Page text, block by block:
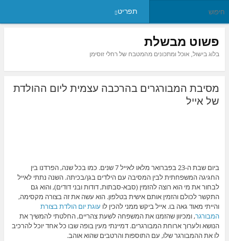
תפריט
פשוט מבשלת
בלוג בישול, אוכל ומתכונים מהמטבח של רחלי זוסימן
מסיבת המבורגרים בהרכבה עצמית ליום ההולדת
של אייל
ביום שבת ה-23 בפברואר מלאו לאייל 7 שנים. כמו בכל שנה, הפרדנו בין
החגיגה המשפחתית לבין המסיבה עם הילדים בגן/בכיתה. השנה נתתי לאייל
לבחור את מי הוא רוצה להזמין (סבא-סבתות, דודות ובני דודים), והוא גם
התקשר לכולם והזמין אותם אישית בטלפון. הוא עשה את זה בצורה מקסימה,
והייתי מאוד גאה בו. אייל ביקש ממני להכין לו עוגת יום הולדת בצורת
המבורגר, ומכיוון שהזמנו את המשפחה לשעת צהריים, החלטתי להמשיך את
הנושא ולערוך ארוחת המבורגרים. דמיינתי מעין בופה שבו כל אחד יוכל להרכיב
לו את ההמבורגר שלו, עם התוספות והרטבים שהוא אוהב.